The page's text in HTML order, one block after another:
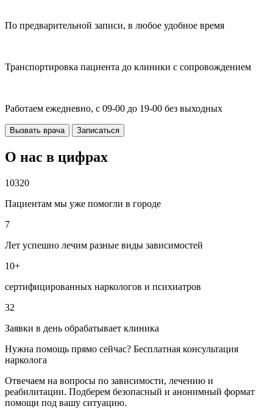
По предварительной записи, в любое удобное время
Транспортировка пациента до клиники с сопровождением
Работаем ежедневно, с 09-00 до 19-00 без выходных
Вызвать врача Записаться
О нас в цифрах
10320
Пациентам мы уже помогли в городе
7
Лет успешно лечим разные виды зависимостей
10+
сертифицированных наркологов и психиатров
32
Заявки в день обрабатывает клиника
Нужна помощь прямо сейчас? Бесплатная консультация
нарколога
Отвечаем на вопросы по зависимости, лечению и
реабилитации. Подберем безопасный и анонимный формат
помощи под вашу ситуацию.